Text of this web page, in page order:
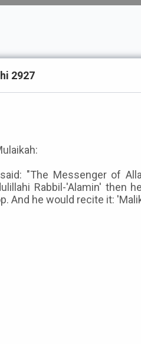
2927
"The Messenger of
Rabbil-'Alamin' then
And he would recite it: